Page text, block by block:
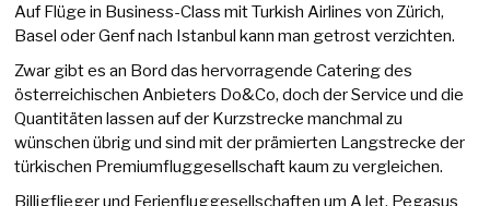
Auf Flüge in Business-Class mit Turkish Airlines von Zürich,
Basel oder Genf nach Istanbul kann man getrost verzichten.
Zwar gibt es an Bord das hervorragende Catering des
österreichischen Anbieters Do&Co, doch der Service und die
Quantitäten lassen auf der Kurzstrecke manchmal zu
wünschen übrig und sind mit der prämierten Langstrecke der
türkischen Premiumfluggesellschaft kaum zu vergleichen.
Billigflieger und Ferienfluggesellschaften um AJet, Pegasus